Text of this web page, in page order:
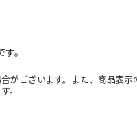
。
ございます。また、商品表示
。